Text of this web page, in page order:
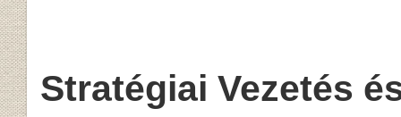
Stratégiai Vezetés